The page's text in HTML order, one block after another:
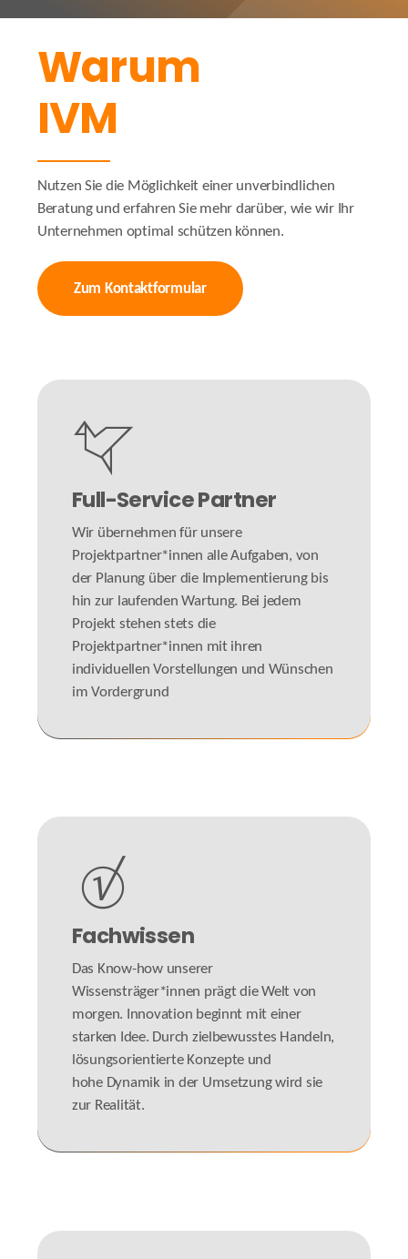
Warum
IVM
Nutzen Sie die Möglichkeit einer unverbindlichen
Beratung und erfahren Sie mehr darüber, wie wir Ihr
Unternehmen optimal schützen können.
Zum Kontaktformular
Full-Service Partner
Wir übernehmen für unsere
Projektpartner*innen alle Aufgaben, von
der Planung über die Implementierung bis
hin zur laufenden Wartung. Bei jedem
Projekt stehen stets die
Projektpartner*innen mit ihren
individuellen Vorstellungen und Wünschen
im Vordergrund
Fachwissen
Das Know-how unserer
Wissensträger*innen prägt die Welt von
morgen. Innovation beginnt mit einer
starken Idee. Durch zielbewusstes Handeln,
lösungsorientierte Konzepte und
hohe Dynamik in der Umsetzung wird sie
zur Realität.